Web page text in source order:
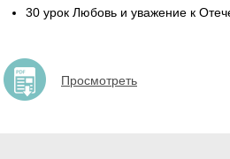
30 урок Любовь и уважение к
Просмотреть